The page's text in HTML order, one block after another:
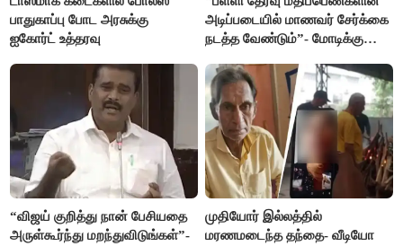
பாதுகாப்பு போட அரசுக்கு
ஐகோர்ட் உத்தரவு
அடிப்படையில் மாணவர் சேர்க்கை
நடத்த வேண்டும்”- மோடிக்கு
“விஜய் குறித்து நான் பேசியதை
அருள்கூர்ந்து மறந்துவிடுங்கள்”-
முதியோர் இல்லத்தில்
மரணமடைந்த தந்தை- வீடியோ